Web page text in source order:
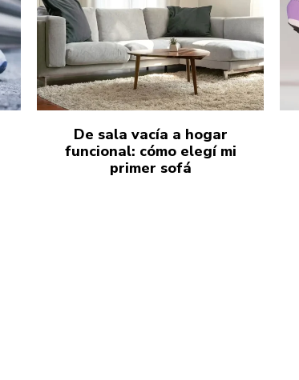
De sala vacía a hogar
funcional: cómo elegí mi
primer sofá